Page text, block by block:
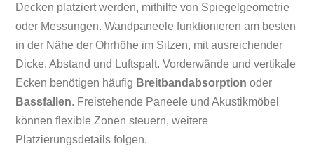
Decken platziert werden, mithilfe von Spiegelgeometrie
oder Messungen. Wandpaneele funktionieren am besten
in der Nähe der Ohrhöhe im Sitzen, mit ausreichender
Dicke, Abstand und Luftspalt. Vorderwände und vertikale
Ecken benötigen häufig Breitbandabsorption oder
Bassfallen. Freistehende Paneele und Akustikmöbel
können flexible Zonen steuern, weitere
Platzierungsdetails folgen.